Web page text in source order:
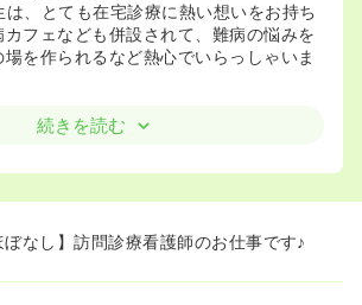
、とても在宅診療に熱い想いをお持ち
フェなども併設されて、難病の悩みを
を作られるなど熱心でいらっしゃいま
続きを読む
なし】訪問診療看護師のお仕事です♪